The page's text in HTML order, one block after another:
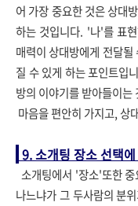
어 가장 중요한 것은 상대
하는 것입니다. '나'를 표
매력이 상대방에게 전달
질 수 있게 하는 포인트입
방의 이야기를 받아들이는
마음을 편안히 가지고, 상
9. 소개팅 장소 선택
소개팅에서 '장소'또한
나느냐가 그 두사람의 분